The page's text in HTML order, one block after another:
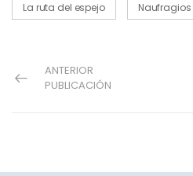
La ruta del espejo Naufragios
ANTERIOR
PUBLICACIÓN